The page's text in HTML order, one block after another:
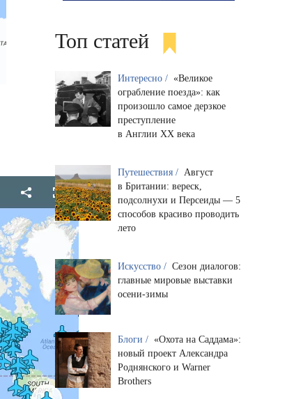
Топ статей
Интересно / «Великое
ограбление поезда»: как
произошло самое дерзкое
преступление
в Англии XX века
Путешествия / Август
в Британии: вереск,
подсолнухи и Персеиды — 5
способов красиво проводить
лето
Искусство / Сезон диалогов:
главные мировые выставки
осени-зимы
Блоги / «Охота на Саддама»:
новый проект Александра
Роднянского и Warner
Brothers